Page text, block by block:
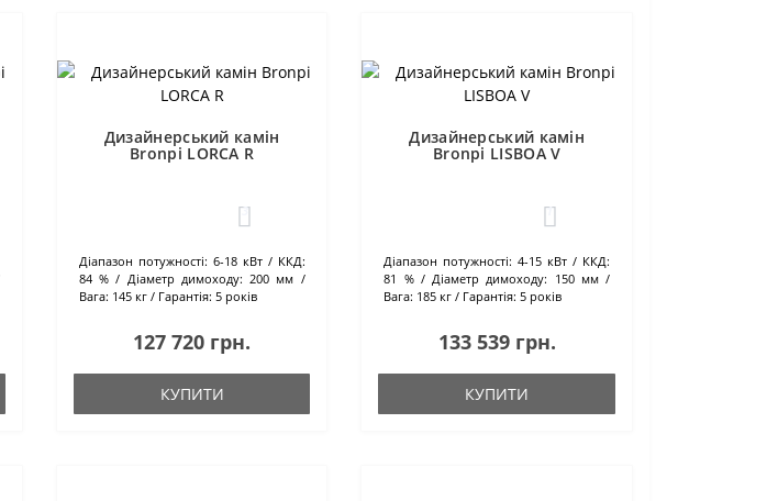
Дизайнерський камін
Bronpi LORCA R
3
Діапазон потужності: 6-18 кВт
ККД:
84 %
Діаметр димоходу: 200 мм
Вага: 145 кг Гарантія: 5 років
127 720 грн.
КУПИТИ
Дизайнерський камін
Bronpi LISBOA V
1
Діапазон потужності: 4-15 кВт
ККД:
81 %
Діаметр димоходу: 150 мм
Вага: 185 кг Гарантія: 5 років
133 539 грн.
КУПИТИ